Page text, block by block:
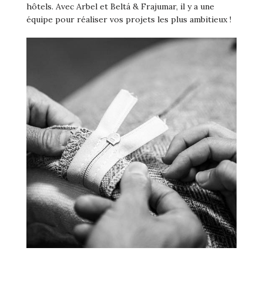
hôtels. Avec Arbel et Beltá & Frajumar, il y a une
équipe pour réaliser vos projets les plus ambitieux !